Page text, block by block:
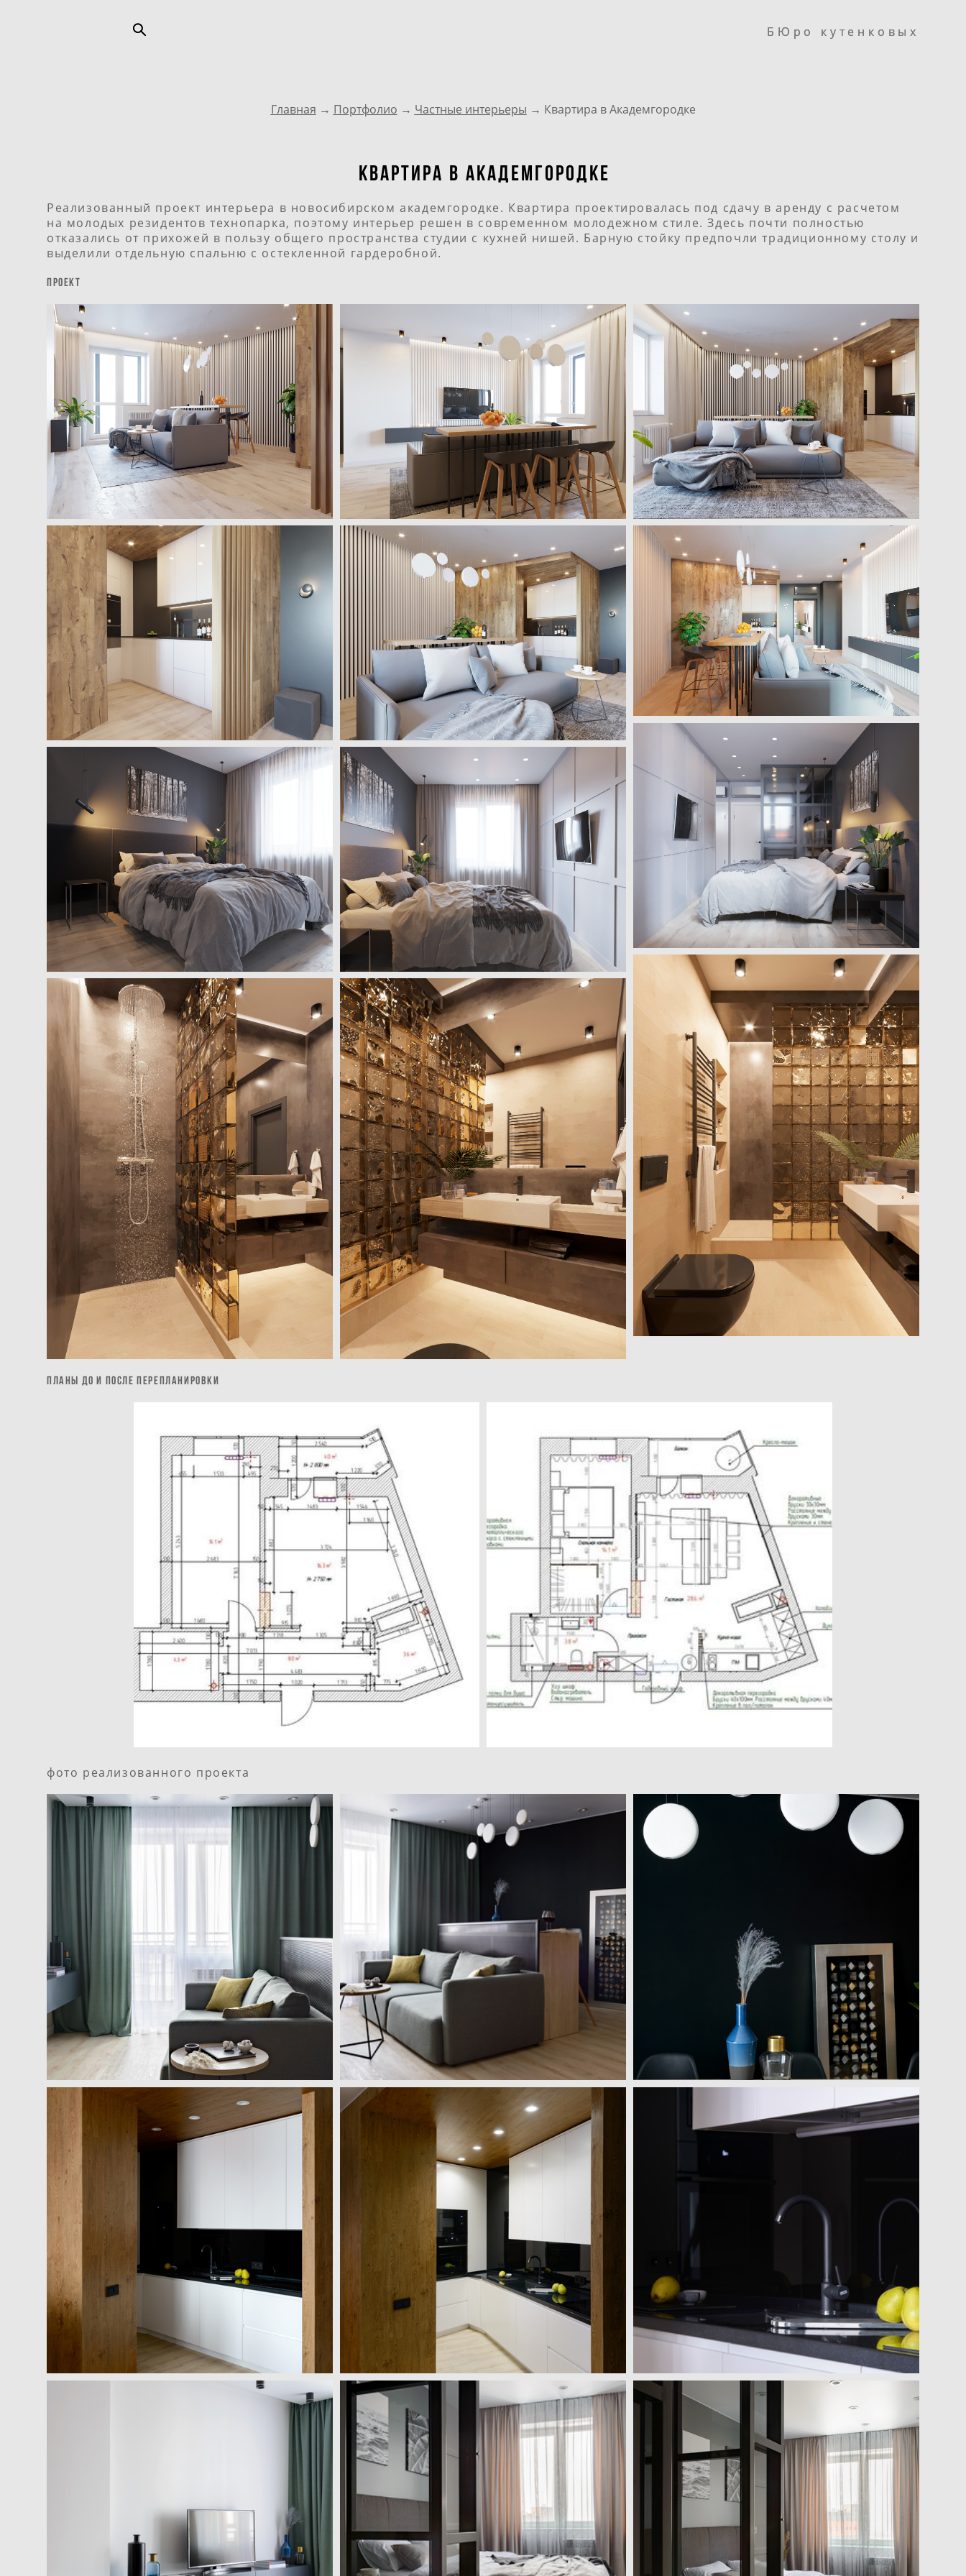
БЮро кутенковых
БЮро кутенковых
Главная → Портфолио → Частные интерьеры → Квартира в Академгородке
квартира в академгородке
Реализованный проект интерьера в новосибирском академгородке. Квартира проектировалась под сдачу в аренду с расчетом
на молодых резидентов технопарка, поэтому интерьер решен в современном молодежном стиле. Здесь почти полностью
отказались от прихожей в пользу общего пространства студии с кухней нишей. Барную стойку предпочли традиционному столу и
выделили отдельную спальню с остекленной гардеробной.
проект
планы до и после перепланировки
фото реализованного проекта